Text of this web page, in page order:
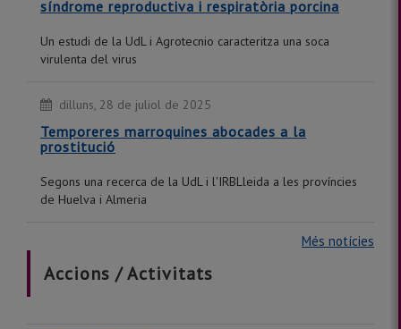
síndrome reproductiva i respiratòria porcina
Un estudi de la UdL i Agrotecnio caracteritza una soca
virulenta del virus
dilluns, 28 de juliol de 2025
Temporeres marroquines abocades a la
prostitució
Segons una recerca de la UdL i l'IRBLleida a les províncies
de Huelva i Almeria
Més notícies
Accions / Activitats